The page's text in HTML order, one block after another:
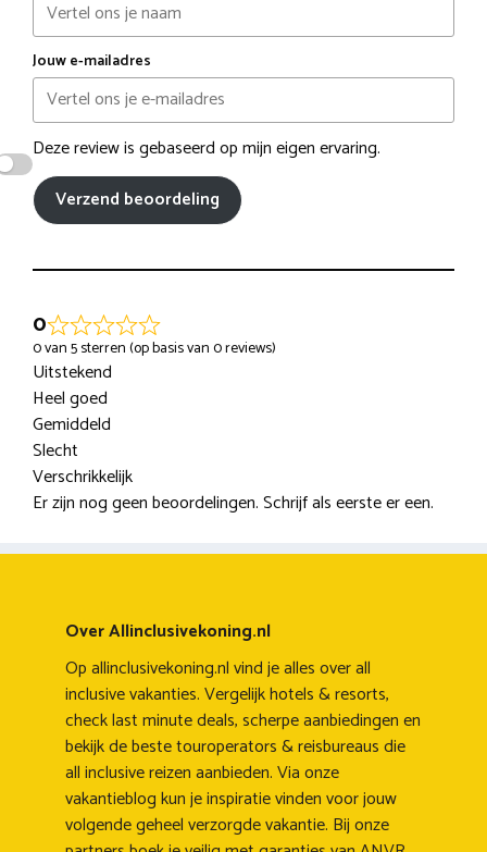
Jouw e-mailadres
Deze review is gebaseerd op mijn eigen ervaring.
Verzend beoordeling
0
0 van 5 sterren (op basis van 0 reviews)
Uitstekend
Heel goed
Gemiddeld
Slecht
Verschrikkelijk
Er zijn nog geen beoordelingen. Schrijf als eerste er een.
Over Allinclusivekoning.nl
Op allinclusivekoning.nl vind je alles over all
inclusive vakanties. Vergelijk hotels & resorts,
check last minute deals, scherpe aanbiedingen en
bekijk de beste touroperators & reisbureaus die
all inclusive reizen aanbieden. Via onze
vakantieblog kun je inspiratie vinden voor jouw
volgende geheel verzorgde vakantie. Bij onze